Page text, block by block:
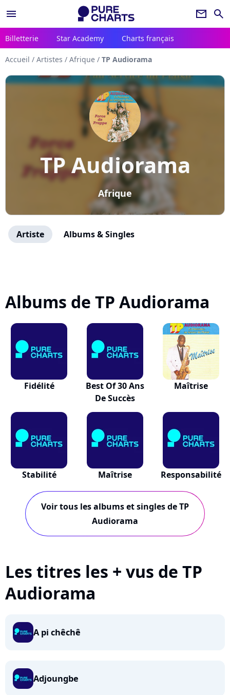
menu newsletter search
Billetterie Star Academy Charts français
Accueil / Artistes / Afrique / TP Audiorama
TP Audiorama
Afrique
Artiste Albums & Singles
Albums de TP Audiorama
Fidélité
Best Of 30 Ans
De Succès
Maîtrise
Stabilité Maîtrise Responsabilité
Voir tous les albums et singles de TP
Audiorama
Les titres les + vus de TP
Audiorama
A pi chêchê
Adjoungbe